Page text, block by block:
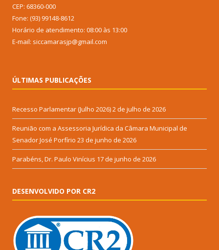
CEP: 68360-000
Fone: (93) 99148-8612
Horário de atendimento: 08:00 às 13:00
E-mail: siccamarasjp@gmail.com
ÚLTIMAS PUBLICAÇÕES
Recesso Parlamentar (Julho 2026)2 de julho de 2026
Reunião com a Assessoria Jurídica da Câmara Municipal de
Senador José Porfírio 23 de junho de 2026
Parabéns, Dr. Paulo Vinícius 17 de junho de 2026
DESENVOLVIDO POR CR2